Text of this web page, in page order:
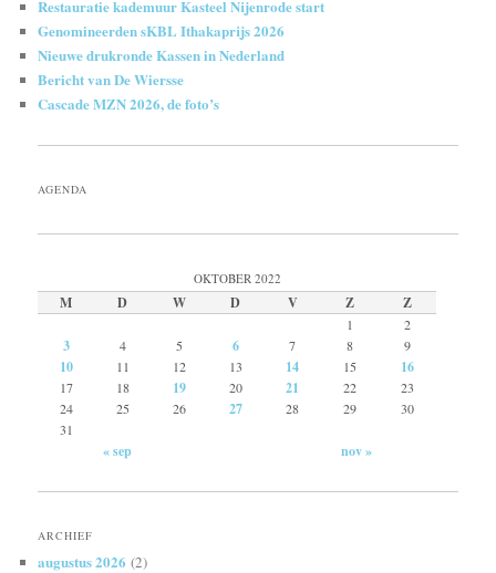
Restauratie kademuur Kasteel Nijenrode start
Genomineerden sKBL Ithakaprijs 2026
Nieuwe drukronde Kassen in Nederland
Bericht van De Wiersse
Cascade MZN 2026, de foto’s
AGENDA
OKTOBER 2022
M D W D V Z Z
1 2
3 4 5 6 7 8 9
10 11 12 13 14 15 16
17 18 19 20 21 22
23
24
25 26 27 28 29
30
31
« sep nov »
ARCHIEF
augustus 2026 (2)